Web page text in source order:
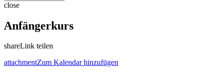
close
Anfängerkurs
shareLink teilen
attachmentZum Kalendar hinzufügen